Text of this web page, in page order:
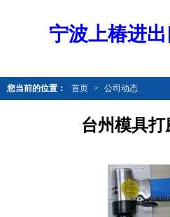
宁波上椿进
您当前的位置： 首页 > 公司动态
台州模具